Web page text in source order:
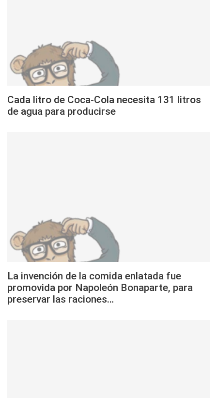
Cada litro de Coca-Cola necesita 131 litros
de agua para producirse
La invención de la comida enlatada fue
promovida por Napoleón Bonaparte, para
preservar las raciones…